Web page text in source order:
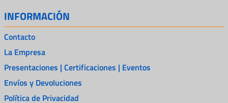
INFORMACIÓN
Contacto
La Empresa
Presentaciones | Certificaciones | Eventos
Envíos y Devoluciones
Política de Privacidad